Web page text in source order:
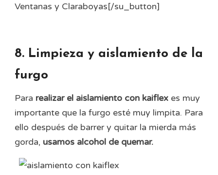
Ventanas y Claraboyas[/su_button]
8. Limpieza y aislamiento de la
furgo
Para realizar el aislamiento con kaiflex es muy
importante que la furgo esté muy limpita. Para
ello después de barrer y quitar la mierda más
gorda, usamos alcohol de quemar.